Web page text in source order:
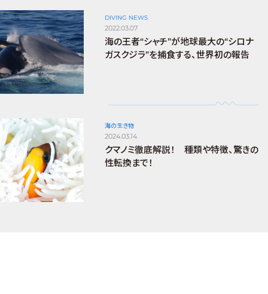
DIVING NEWS
2022.03.07
海の王者“シャチ”が地球最大の“シロナ
ガスクジラ”を捕食する、世界初の報告
海の生き物
2024.03.14
クマノミ徹底解説！ 種類や特徴、驚きの
性転換まで！